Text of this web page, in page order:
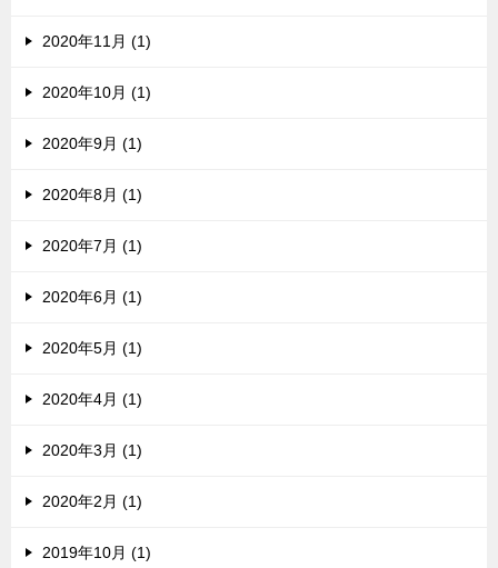
2020年11月 (1)
2020年10月 (1)
2020年9月 (1)
2020年8月 (1)
2020年7月 (1)
2020年6月 (1)
2020年5月 (1)
2020年4月 (1)
2020年3月 (1)
2020年2月 (1)
2019年10月 (1)